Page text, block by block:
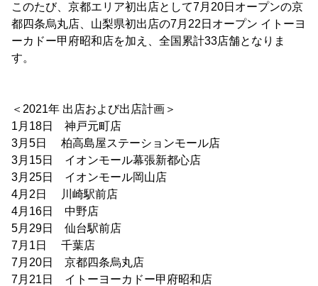
このたび、京都エリア初出店として7月20日オープンの京
都四条烏丸店、山梨県初出店の7月22日オープン イトーヨ
ーカドー甲府昭和店を加え、全国累計33店舗となりま
す。
＜2021年 出店および出店計画＞
1月18日 神戸元町店
3月5日 柏高島屋ステーションモール店
3月15日 イオンモール幕張新都心店
3月25日 イオンモール岡山店
4月2日 川崎駅前店
4月16日 中野店
5月29日 仙台駅前店
7月1日 千葉店
7月20日 京都四条烏丸店
7月21日 イトーヨーカドー甲府昭和店